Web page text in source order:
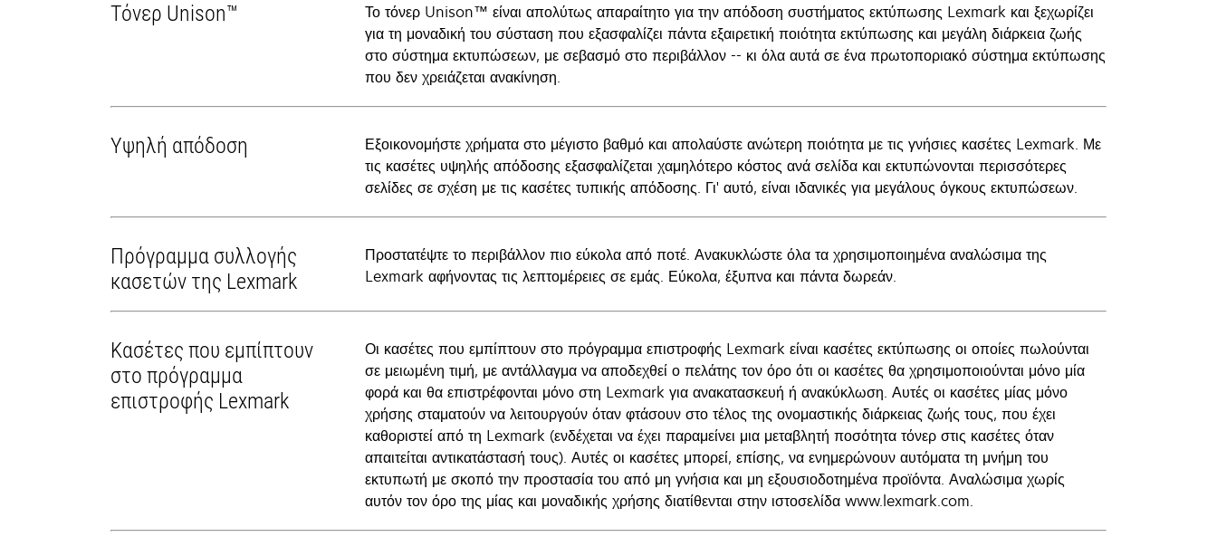
Τόνερ Unison™
Το τόνερ Unison™ είναι απολύτως απαραίτητο για την απόδοση συστήματος εκτύπωσης Lexmark και ξεχωρίζει
για τη μοναδική του σύσταση που εξασφαλίζει πάντα εξαιρετική ποιότητα εκτύπωσης και μεγάλη διάρκεια ζωής
στο σύστημα εκτυπώσεων, με σεβασμό στο περιβάλλον -- κι όλα αυτά σε ένα πρωτοποριακό σύστημα εκτύπωσης
που δεν χρειάζεται ανακίνηση.
Υψηλή απόδοση
Εξοικονομήστε χρήματα στο μέγιστο βαθμό και απολαύστε ανώτερη ποιότητα με τις γνήσιες κασέτες Lexmark. Με
τις κασέτες υψηλής απόδοσης εξασφαλίζεται χαμηλότερο κόστος ανά σελίδα και εκτυπώνονται περισσότερες
σελίδες σε σχέση με τις κασέτες τυπικής απόδοσης. Γι' αυτό, είναι ιδανικές για μεγάλους όγκους εκτυπώσεων.
Πρόγραμμα συλλογής
κασετών της Lexmark
Προστατέψτε το περιβάλλον πιο εύκολα από ποτέ. Ανακυκλώστε όλα τα χρησιμοποιημένα αναλώσιμα της
Lexmark αφήνοντας τις λεπτομέρειες σε εμάς. Εύκολα, έξυπνα και πάντα δωρεάν.
Κασέτες που εμπίπτουν
στο πρόγραμμα
επιστροφής Lexmark
Οι κασέτες που εμπίπτουν στο πρόγραμμα επιστροφής Lexmark είναι κασέτες εκτύπωσης οι οποίες πωλούνται
σε μειωμένη τιμή, με αντάλλαγμα να αποδεχθεί ο πελάτης τον όρο ότι οι κασέτες θα χρησιμοποιούνται μόνο μία
φορά και θα επιστρέφονται μόνο στη Lexmark για ανακατασκευή ή ανακύκλωση. Αυτές οι κασέτες μίας μόνο
χρήσης σταματούν να λειτουργούν όταν φτάσουν στο τέλος της ονομαστικής διάρκειας ζωής τους, που έχει
καθοριστεί από τη Lexmark (ενδέχεται να έχει παραμείνει μια μεταβλητή ποσότητα τόνερ στις κασέτες όταν
απαιτείται αντικατάστασή τους). Αυτές οι κασέτες μπορεί, επίσης, να ενημερώνουν αυτόματα τη μνήμη του
εκτυπωτή με σκοπό την προστασία του από μη γνήσια και μη εξουσιοδοτημένα προϊόντα. Αναλώσιμα χωρίς
αυτόν τον όρο της μίας και μοναδικής χρήσης διατίθενται στην ιστοσελίδα www.lexmark.com.